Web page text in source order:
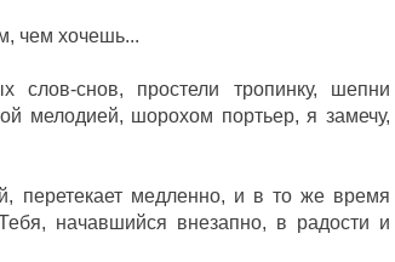
чем хочешь...
слов-снов, простели тропинку, шепни
мелодией, шорохом портьер, я замечу,
перетекает медленно, и в то же время
начавшийся внезапно, в радости и